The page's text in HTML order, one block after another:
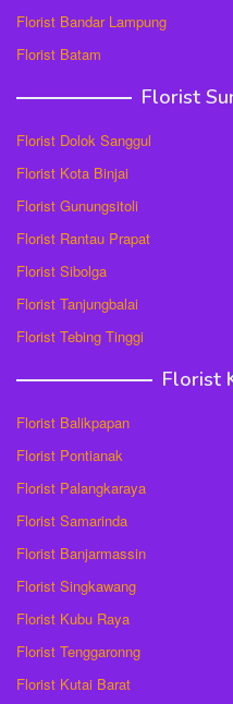
Florist Bandar Lampung
Florist Batam
Florist
Florist Dolok Sanggul
Florist Kota Binjai
Florist Gunungsitoli
Florist Rantau Prapat
Florist Sibolga
Florist Tanjungbalai
Florist Tebing Tinggi
Florist
Florist Balikpapan
Florist Pontianak
Florist Palangkaraya
Florist Samarinda
Florist Banjarmassin
Florist Singkawang
Florist Kubu Raya
Florist Tenggaronng
Florist Kutai Barat